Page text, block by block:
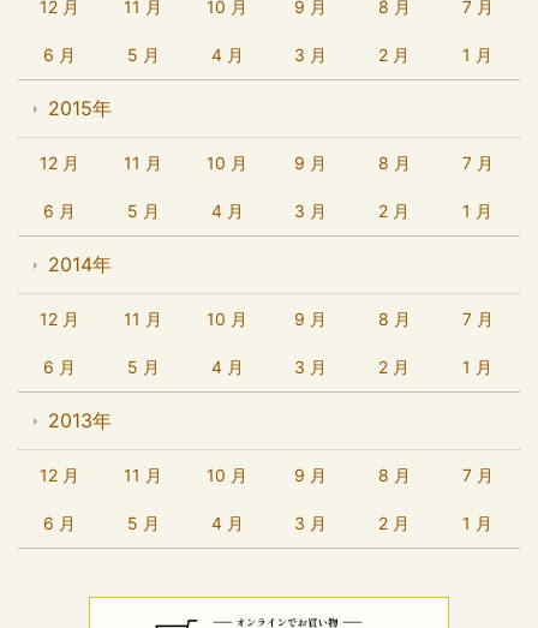
12 月 11 月 10 月 9 月 8 月 7 月
6 月 5 月 4 月 3 月 2 月 1 月
2015年
12 月 11 月 10 月 9 月 8 月 7 月
6 月 5 月 4 月 3 月 2 月 1 月
2014年
12 月 11 月 10 月 9 月 8 月 7 月
6 月 5 月 4 月 3 月 2 月 1 月
2013年
12 月 11 月 10 月 9 月 8 月 7 月
6 月 5 月 4 月 3 月 2 月 1 月